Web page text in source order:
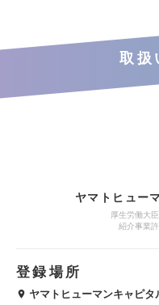
取扱
ヤマトヒュー
厚生労働大
紹介事業
登録場所
ヤマトヒューマンキャピタ